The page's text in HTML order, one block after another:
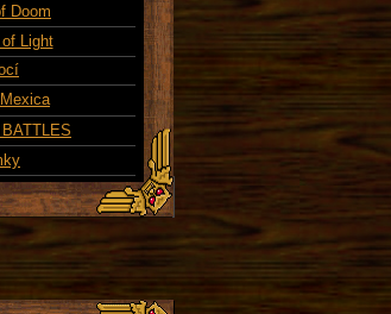
Doom
Light